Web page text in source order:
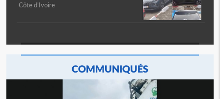
Côte d'Ivoire
COMMUNIQUÉS